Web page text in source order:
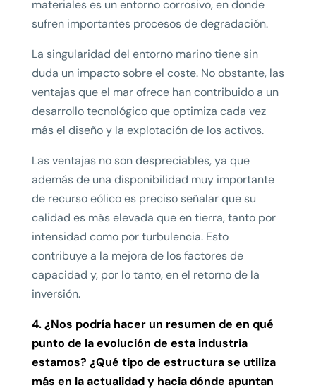
materiales es un entorno corrosivo, en donde
sufren importantes procesos de degradación.
La singularidad del entorno marino tiene sin
duda un impacto sobre el coste. No obstante, las
ventajas que el mar ofrece han contribuido a un
desarrollo tecnológico que optimiza cada vez
más el diseño y la explotación de los activos.
Las ventajas no son despreciables, ya que
además de una disponibilidad muy importante
de recurso eólico es preciso señalar que su
calidad es más elevada que en tierra, tanto por
intensidad como por turbulencia. Esto
contribuye a la mejora de los factores de
capacidad y, por lo tanto, en el retorno de la
inversión.
4. ¿Nos podría hacer un resumen de en qué
punto de la evolución de esta industria
estamos? ¿Qué tipo de estructura se utiliza
más en la actualidad y hacia dónde apuntan